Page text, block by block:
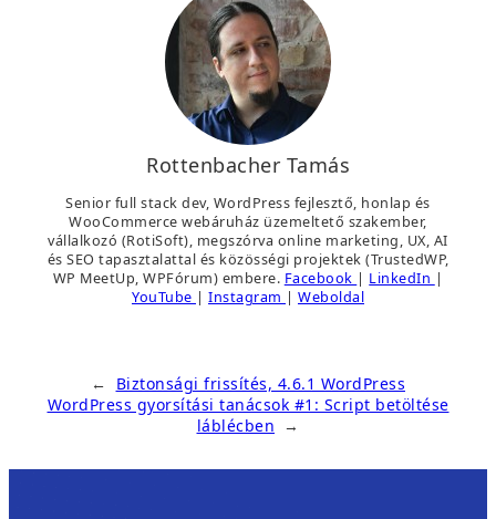
Rottenbacher Tamás
Senior full stack dev, WordPress fejlesztő, honlap és
WooCommerce webáruház üzemeltető szakember,
vállalkozó (RotiSoft), megszórva online marketing, UX, AI
és SEO tapasztalattal és közösségi projektek (TrustedWP,
WP MeetUp, WPFórum) embere. Facebook | LinkedIn |
YouTube | Instagram | Weboldal
←
Biztonsági frissítés, 4.6.1 WordPress
WordPress gyorsítási tanácsok #1: Script betöltése
láblécben →